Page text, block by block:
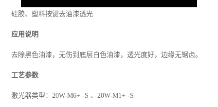
硅胶、塑料按键去油漆透光
应用说明
去除黑色油漆，无伤到底层白色油漆，透光度好，边缘无锯齿。
工艺参数
激光器类型：20W-M6+ -S 、20W-M1+ -S